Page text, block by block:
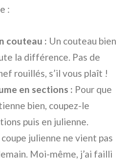
:
couteau : Un couteau bien
la différence. Pas de
rouillés, s’il vous plaît !
en sections : Pour que
bien, coupez-le
puis en julienne.
coupe julienne ne vient pas
Moi-même, j’ai failli